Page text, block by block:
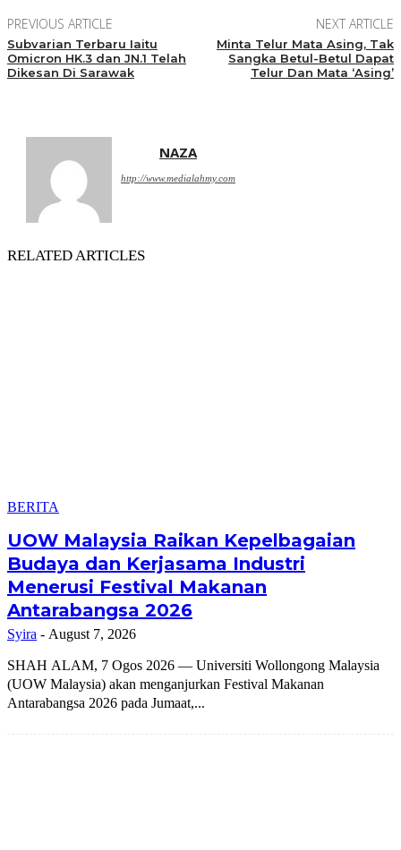
PREVIOUS ARTICLE
Subvarian Terbaru Iaitu
Omicron HK.3 dan JN.1 Telah
Dikesan Di Sarawak
NEXT ARTICLE
Minta Telur Mata Asing, Tak
Sangka Betul-Betul Dapat
Telur Dan Mata ‘Asing’
NAZA
http://www.medialahmy.com
RELATED ARTICLES
BERITA
UOW Malaysia Raikan Kepelbagaian
Budaya dan Kerjasama Industri
Menerusi Festival Makanan
Antarabangsa 2026
Syira - August 7, 2026
SHAH ALAM, 7 Ogos 2026 — Universiti Wollongong Malaysia
(UOW Malaysia) akan menganjurkan Festival Makanan
Antarabangsa 2026 pada Jumaat,...